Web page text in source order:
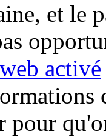
et le
activé
pour